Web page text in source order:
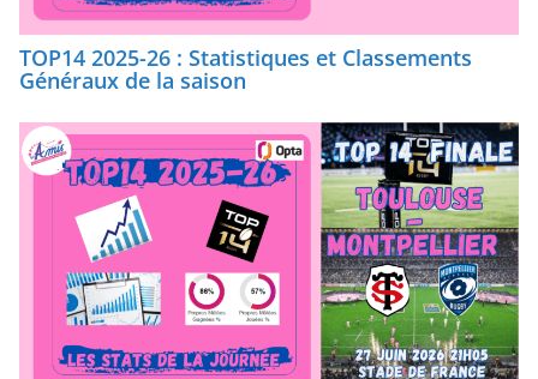
TOP14 2025-26 : Statistiques et Classements
Généraux de la saison